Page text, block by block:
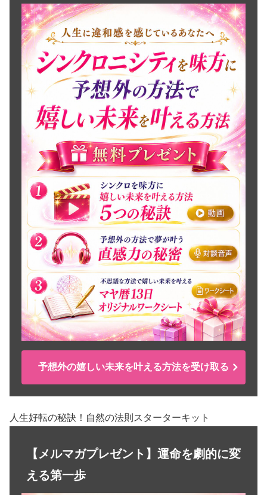
予想外の嬉しい未来を叶える方法を受け取る
人生好転の秘訣！自然の法則スターターキット
【メルマガプレゼント】運命を劇的に変
える第一歩